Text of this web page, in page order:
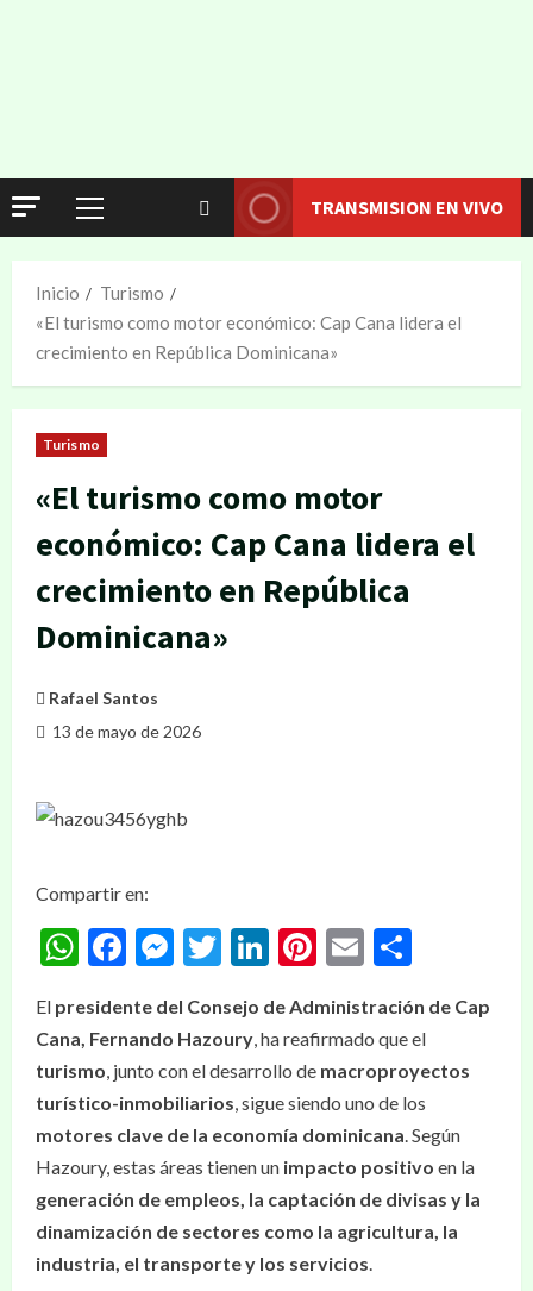
TRANSMISION EN VIVO
Inicio
Turismo
«El turismo como motor económico: Cap Cana lidera el
crecimiento en República Dominicana»
Turismo
«El turismo como motor
económico: Cap Cana lidera el
crecimiento en República
Dominicana»
Rafael Santos
13 de mayo de 2026
Compartir en:
WhatsApp
Facebook
Messenger
Twitter
LinkedIn
Pinterest
Email
El presidente del Consejo de Administración de Cap
Cana, Fernando Hazoury, ha reafirmado que el
turismo, junto con el desarrollo de macroproyectos
turístico-inmobiliarios, sigue siendo uno de los
motores clave de la economía dominicana. Según
Hazoury, estas áreas tienen un impacto positivo en la
generación de empleos, la captación de divisas y la
dinamización de sectores como la agricultura, la
industria, el transporte y los servicios.